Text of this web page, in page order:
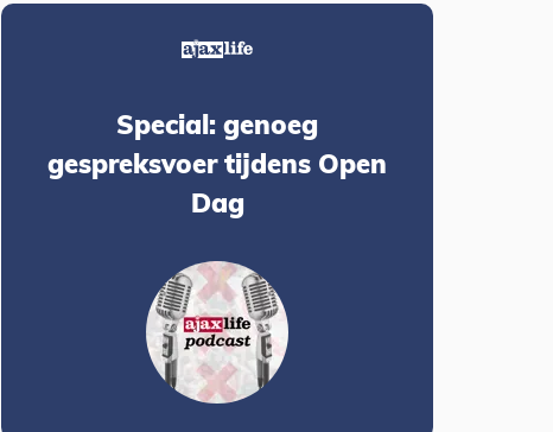
Special: genoeg
gespreksvoer tijdens Open
Dag